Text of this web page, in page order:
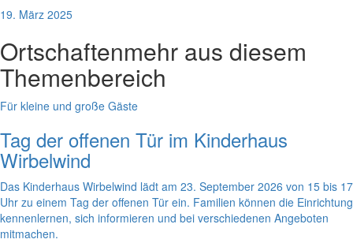
19. März 2025
Ortschaftenmehr aus diesem
Themenbereich
Für kleine und große Gäste
Tag der offenen Tür im Kinderhaus
Wirbelwind
Das Kinderhaus Wirbelwind lädt am 23. September 2026 von 15 bis 17
Uhr zu einem Tag der offenen Tür ein. Familien können die Einrichtung
kennenlernen, sich informieren und bei verschiedenen Angeboten
mitmachen.